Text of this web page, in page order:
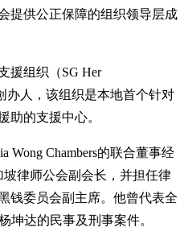
提供公正保障的组织领导层成
援组织（SG Her
办人，该组织是本地首个针对
助的支援中心。
Wong Chambers的联合董事经
律师公会副会长，并担任律
钱委员会副主席。他曾代表全
坤达的民事及刑事案件。